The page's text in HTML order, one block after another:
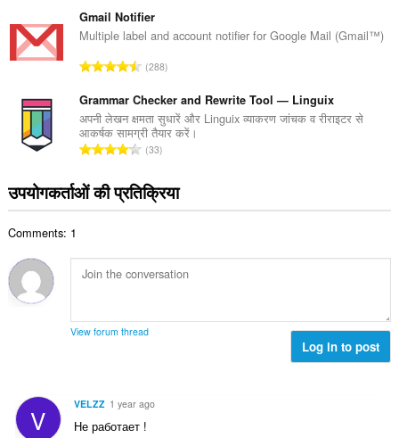
ख्या
:
ग
की
ल
ख्या
:
Gmail Notifier
Multiple label and account notifier for Google Mail (Gmail™)
रे
ग
की
कु
ल
ख्या
:
288
Grammar Checker and Rewrite Tool — Linguix
अपनी लेखन क्षमता सुधारें और Linguix व्याकरण जांचक व रीराइटर से
आकर्षक सामग्री तैयार करें।
रे
ग
की
सं
ख्या
33
उपयोगकर्ताओं की प्रतिक्रिया
Comments: 1
View forum thread
Log in to post
V VELZZ 1 year ago
Не работает !